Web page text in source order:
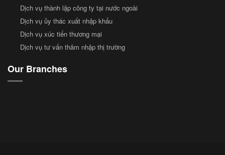
Dịch vụ thành lập công ty tại nước ngoài
Dịch vụ ủy thác xuất nhập khẩu
Dịch vụ xúc tiến thương mại
Dịch vụ tư vấn thâm nhập thị trường
Our Branches